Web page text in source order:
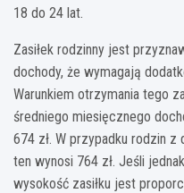
18 do 24 lat.
Zasiłek rodzinny jest
dochody, że wymagają
Warunkiem otrzymania tego
średniego miesięcznego
674 zł. W przypadku rodzin
ten wynosi 764 zł. Jeśli
wysokość zasiłku jest